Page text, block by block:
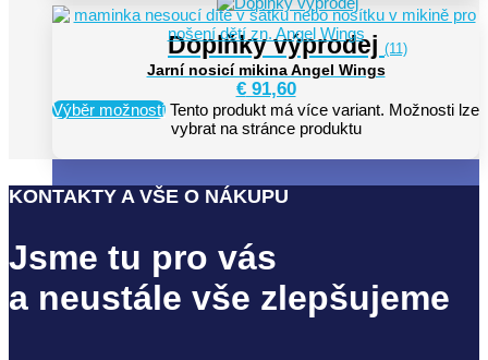
Doplňky výprodej (11)
Jarní nosicí mikina Angel Wings
€91,60
Výběr možností Tento produkt má více variant. Možnosti lze
vybrat na stránce produktu
KONTAKTY A VŠE O NÁKUPU
Jsme tu pro vás
a neustále vše zlepšujeme